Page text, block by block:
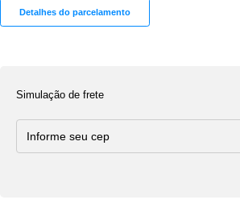
Detalhes do parcelamento
Simulação de frete